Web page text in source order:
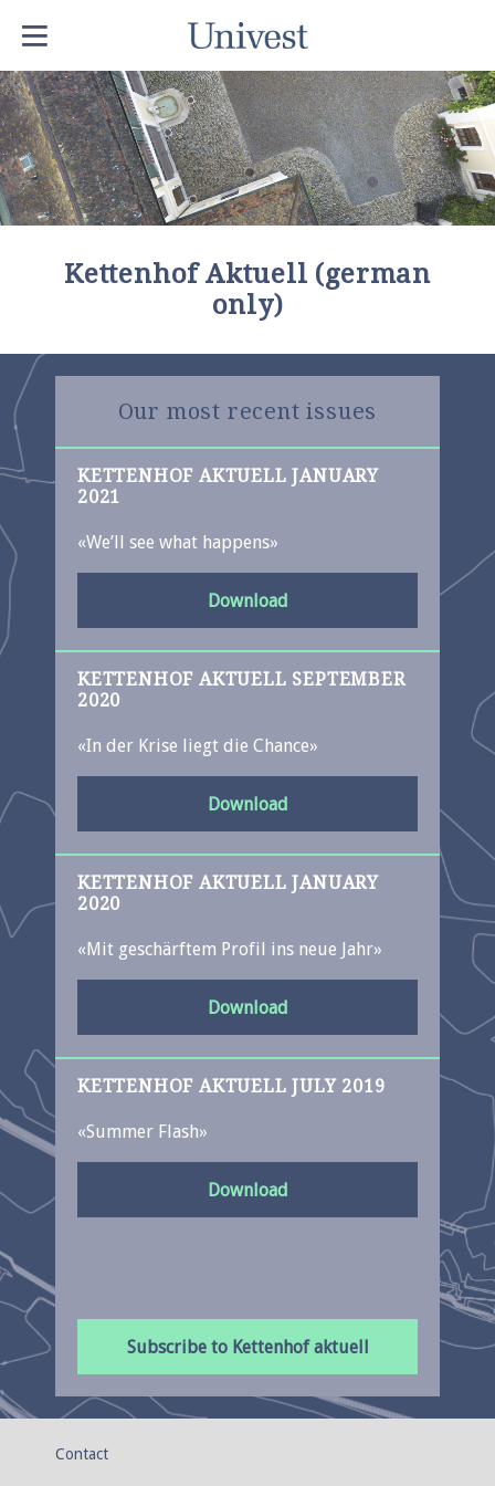
Kettenhof Aktuell (german
only)
Our most recent issues
KETTENHOF AKTUELL JANUARY
2021
«We’ll see what happens»
Download
KETTENHOF AKTUELL SEPTEMBER
2020
«In der Krise liegt die Chance»
Download
KETTENHOF AKTUELL JANUARY
2020
«Mit geschärftem Profil ins neue Jahr»
Download
KETTENHOF AKTUELL JULY 2019
«Summer Flash»
Download
Subscribe to Kettenhof aktuell
Contact